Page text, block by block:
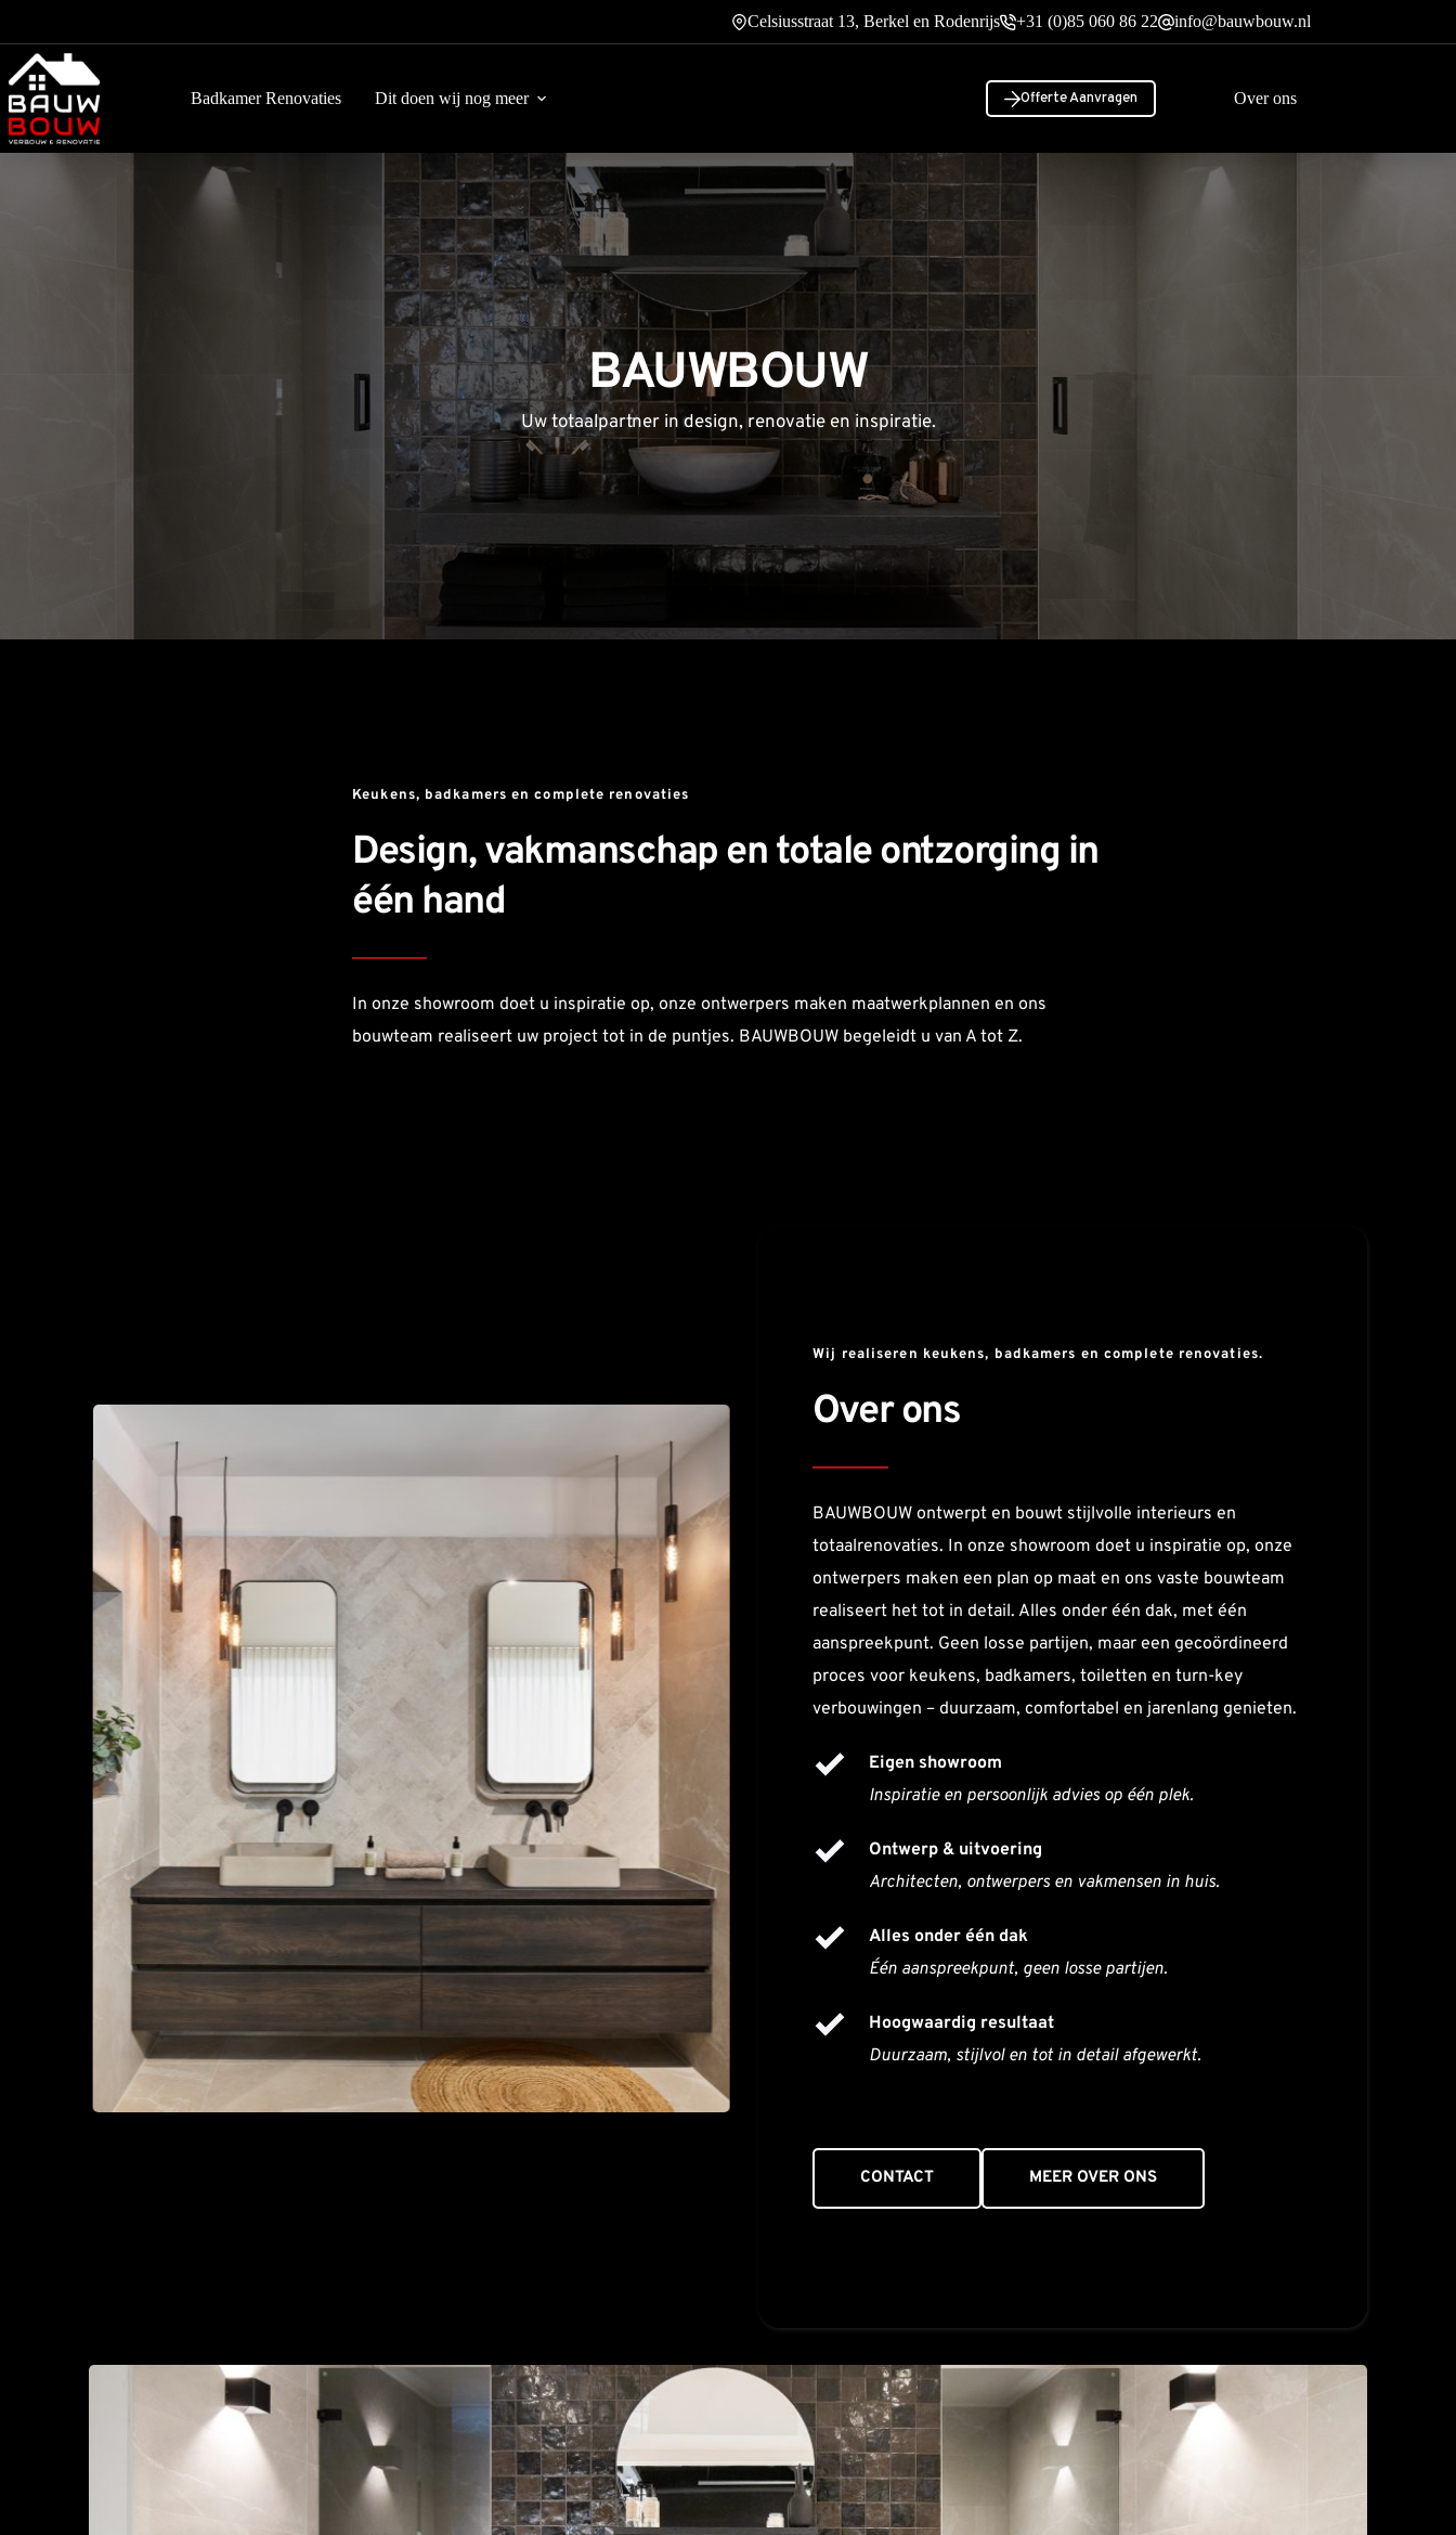
de
inhoud
Celsiusstraat 13, Berkel en Rodenrijs +31 (0)85 060 86 22 info@bauwbouw.nl
Badkamer Renovaties Dit doen wij nog meer Offerte Aanvragen Over ons
BAUWBOUW
Uw totaalpartner in design, renovatie en inspiratie.
Keukens, badkamers en complete renovaties
Design, vakmanschap en totale ontzorging in
één hand
In onze showroom doet u inspiratie op, onze ontwerpers maken maatwerkplannen en ons
bouwteam realiseert uw project tot in de puntjes. BAUWBOUW begeleidt u van A tot Z.
Wij realiseren keukens, badkamers en complete renovaties.
Over ons
BAUWBOUW ontwerpt en bouwt stijlvolle interieurs en
totaalrenovaties. In onze showroom doet u inspiratie op, onze
ontwerpers maken een plan op maat en ons vaste bouwteam
realiseert het tot in detail. Alles onder één dak, met één
aanspreekpunt. Geen losse partijen, maar een gecoördineerd
proces voor keukens, badkamers, toiletten en turn-key
verbouwingen – duurzaam, comfortabel en jarenlang genieten.
Eigen showroom
Inspiratie en persoonlijk advies op één plek.
Ontwerp & uitvoering
Architecten, ontwerpers en vakmensen in huis.
Alles onder één dak
Één aanspreekpunt, geen losse partijen.
Hoogwaardig resultaat
Duurzaam, stijlvol en tot in detail afgewerkt.
CONTACT MEER OVER ONS